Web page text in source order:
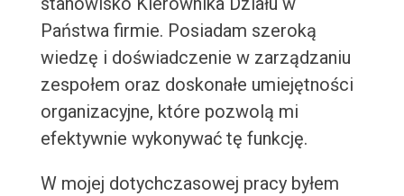
Państwa firmie. Posiadam szeroką
wiedzę i doświadczenie w zarządzaniu
zespołem oraz doskonałe umiejętności
organizacyjne, które pozwolą mi
efektywnie wykonywać tę funkcję.
W mojej dotychczasowej pracy byłem